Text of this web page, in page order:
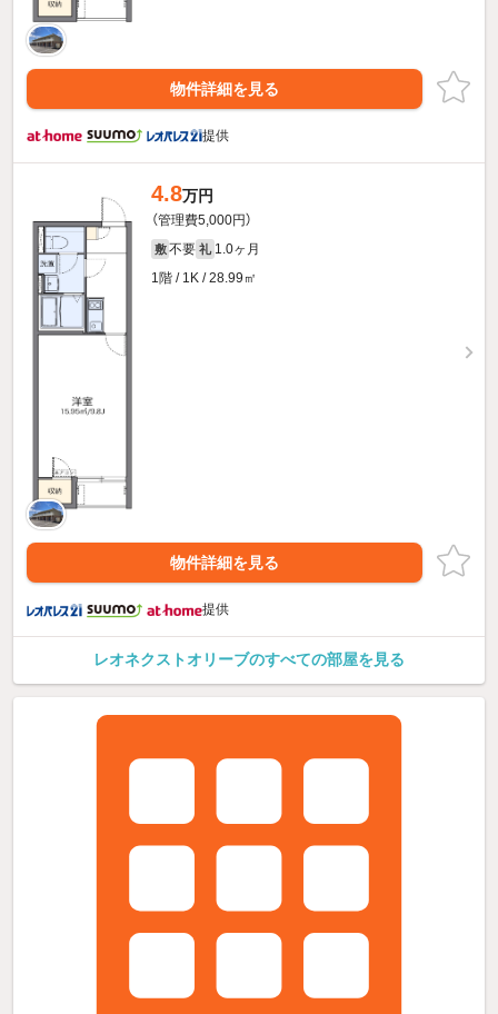
物件詳細を見る
提供
4.8万円
（管理費5,000円）
敷 不要 礼 1.0ヶ月
1階 / 1K / 28.99㎡
物件詳細を見る
提供
レオネクストオリーブのすべての部屋を見る